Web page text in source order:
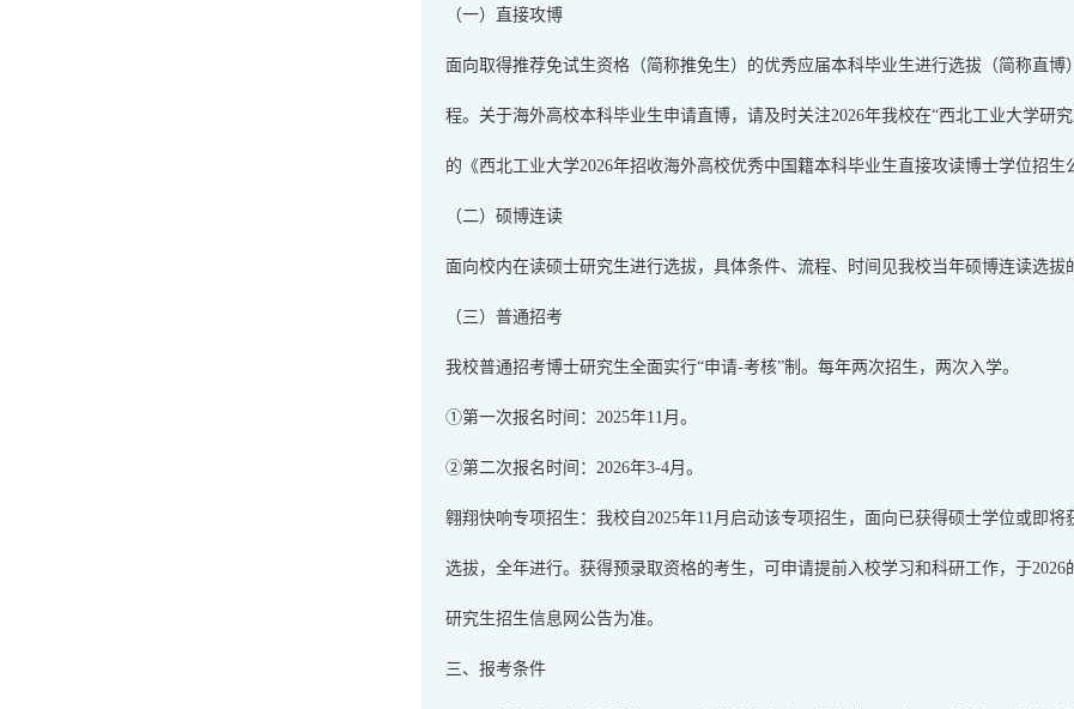
（一）直接攻博
面向取得推荐免试生资格（简称推免生）的优秀应届本科毕业生进行选拔（简称直
程。关于海外高校本科毕业生申请直博，请及时关注2026年我校在“西北工业大学研
的《西北工业大学2026年招收海外高校优秀中国籍本科毕业生直接攻读博士学位招生
（二）硕博连读
面向校内在读硕士研究生进行选拔，具体条件、流程、时间见我校当年硕博连读选拔
（三）普通招考
我校普通招考博士研究生全面实行“申请-考核”制。每年两次招生，两次入学。
①第一次报名时间：2025年11月。
②第二次报名时间：2026年3-4月。
翱翔快响专项招生：我校自2025年11月启动该专项招生，面向已获得硕士学位或即
选拔，全年进行。获得预录取资格的考生，可申请提前入校学习和科研工作，于
研究生招生信息网公告为准。
三、报考条件